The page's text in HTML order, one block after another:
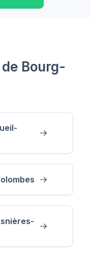
de Bourg-